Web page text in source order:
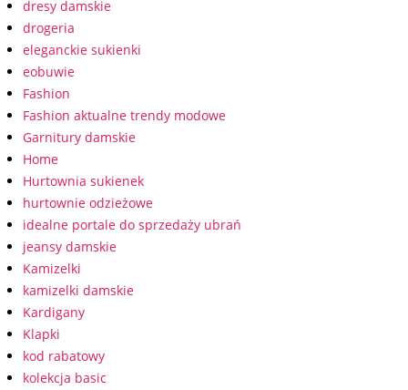
dresy damskie
drogeria
eleganckie sukienki
eobuwie
Fashion
Fashion aktualne trendy modowe
Garnitury damskie
Home
Hurtownia sukienek
hurtownie odzieżowe
idealne portale do sprzedaży ubrań
jeansy damskie
Kamizelki
kamizelki damskie
Kardigany
Klapki
kod rabatowy
kolekcja basic